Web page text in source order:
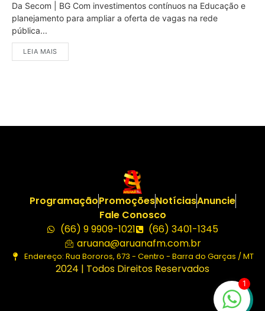
Da Secom | BG Com investimentos contínuos na Educação e
planejamento para ampliar a oferta de vagas na rede
pública...
LEIA MAIS
ProgramaçãoPromoçõesNotíciasAnuncie
Fale Conosco
(66) 9 9909-1021
(66) 3401-1345
aruana@aruanafm.com.br
Endereço: Rua Bororos, 673 - Centro - Barra do Garças / MT
2024 | Todos Direitos Reservados
1